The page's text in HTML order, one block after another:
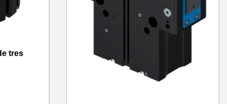
tres